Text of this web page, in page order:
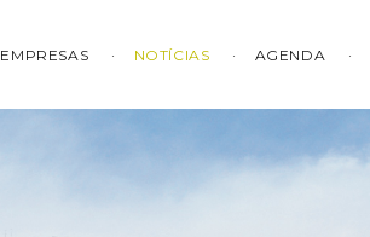
EMPRESAS NOTÍCIAS AGENDA